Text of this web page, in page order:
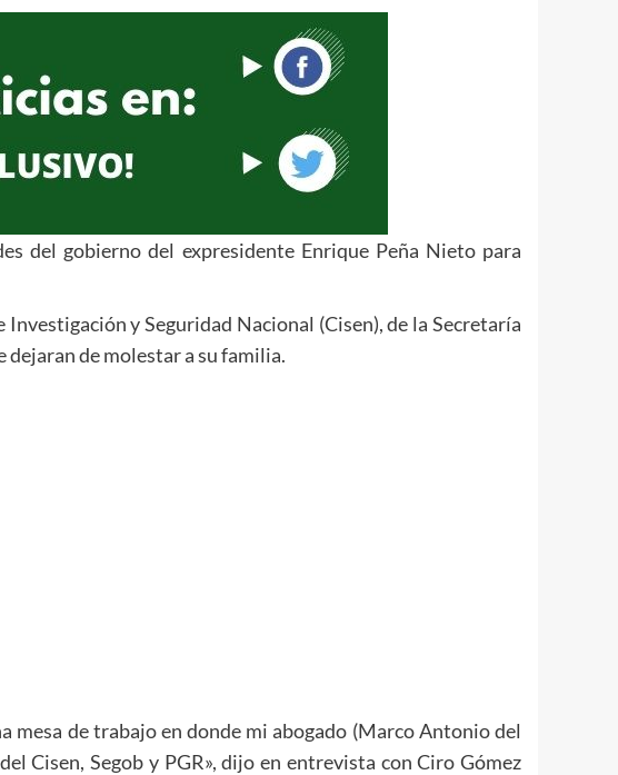
del gobierno del expresidente Enrique Peña Nieto para
y Seguridad Nacional (Cisen), de la Secretaría
dejaran de molestar a su familia.
mesa de trabajo en donde mi abogado (Marco Antonio del
Cisen, Segob y PGR», dijo en entrevista con Ciro Gómez